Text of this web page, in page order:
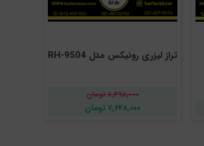
تراز لیزری رونیکس مدل RH-9504
۸,۴۹۸,۰۰۰ تومان
۷,۶۴۸,۰۰۰ تومان